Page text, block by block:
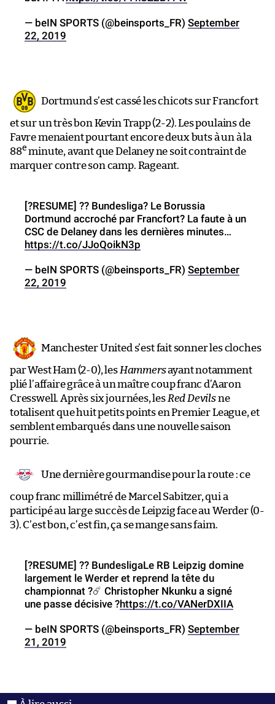
— beIN SPORTS (@beinsports_FR) September
22, 2019
Dortmund s’est cassé les chicots sur Francfort
et sur un très bon Kevin Trapp (2-2). Les poulains de
Favre menaient pourtant encore deux buts à un à la
88e minute, avant que Delaney ne soit contraint de
marquer contre son camp. Rageant.
[?️RESUME] ?? Bundesliga? Le Borussia
Dortmund accroché par Francfort? La faute à un
CSC de Delaney dans les dernières minutes…
https://t.co/JJoQoikN3p
— beIN SPORTS (@beinsports_FR) September
22, 2019
Manchester United s’est fait sonner les cloches
par West Ham (2-0), les Hammersayant notamment
plié l’affaire grâce à un maître coup franc d’Aaron
Cresswell. Après six journées, les Red Devilsne
totalisent que huit petits points en Premier League, et
semblent embarqués dans une nouvelle saison
pourrie.
Une dernière gourmandise pour la route : ce
coup franc millimétré de Marcel Sabitzer, qui a
participé au large succès de Leipzig face au Werder (0-
3). C’est bon, c’est fin, ça se mange sans faim.
[?️RESUME] ?? BundesligaLe RB Leipzig domine
largement le Werder et reprend la tête du
championnat ?☄️ Christopher Nkunku a signé
une passe décisive ?https://t.co/VANerDXIIA
— beIN SPORTS (@beinsports_FR) September
21, 2019